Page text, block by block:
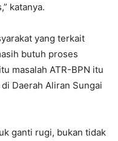
katanya.
yang terkait
butuh proses
masalah ATR-BPN itu
Daerah Aliran Sungai
ganti rugi, bukan tidak